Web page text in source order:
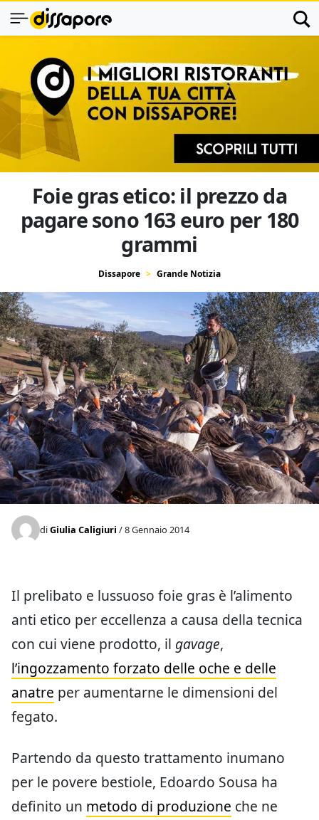
Foie gras etico: il prezzo da
pagare sono 163 euro per 180
grammi
Dissapore Grande Notizia
diGiulia Caligiuri / 8 Gennaio 2014
Il prelibato e lussuoso foie gras è l’alimento
anti etico per eccellenza a causa della tecnica
con cui viene prodotto, il gavage,
l’ingozzamento forzato delle oche e delle
anatre per aumentarne le dimensioni del
fegato.
Partendo da questo trattamento inumano
per le povere bestiole, Edoardo Sousa ha
definito un metodo di produzione che ne